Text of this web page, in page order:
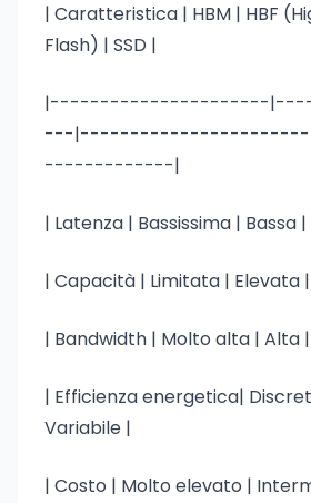
| Caratteristica | HBM | HBF
Flash) | SSD |
|----------------------
---
-------------|
| Latenza | Bassissima | Bassa
| Capacità | Limitata | Elevata
| Bandwidth | Molto alta | Alta
| Efficienza energetica|
Variabile |
| Costo | Molto elevato |